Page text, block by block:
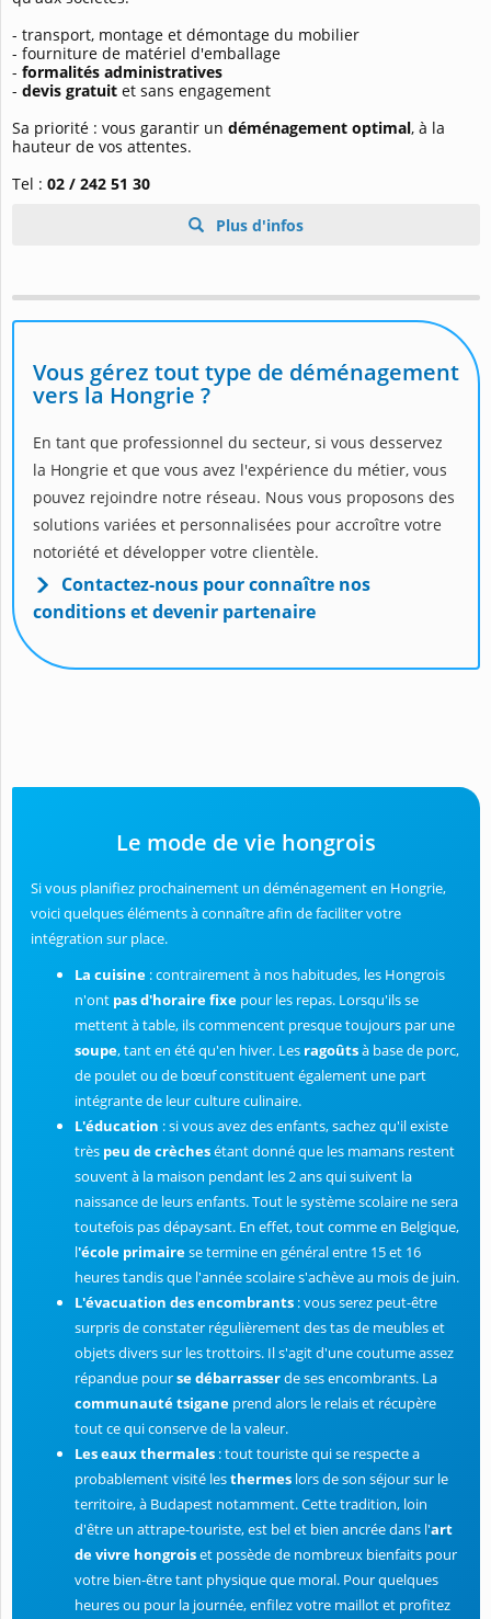
- transport, montage et démontage du mobilier
- fourniture de matériel d'emballage
- formalités administratives
- devis gratuit et sans engagement
Sa priorité : vous garantir un déménagement optimal, à la
hauteur de vos attentes.
Tel : 02 / 242 51 30
Plus d'infos
Vous gérez tout type de déménagement
vers la Hongrie ?
En tant que professionnel du secteur, si vous desservez
la Hongrie et que vous avez l'expérience du métier, vous
pouvez rejoindre notre réseau. Nous vous proposons des
solutions variées et personnalisées pour accroître votre
notoriété et développer votre clientèle.
Contactez-nous pour connaître nos
conditions et devenir partenaire
Le mode de vie hongrois
Si vous planifiez prochainement un déménagement en Hongrie,
voici quelques éléments à connaître afin de faciliter votre
intégration sur place.
La cuisine : contrairement à nos habitudes, les Hongrois
n'ont pas d'horaire fixe pour les repas. Lorsqu'ils se
mettent à table, ils commencent presque toujours par une
soupe, tant en été qu'en hiver. Les ragoûtsà base de porc,
de poulet ou de bœuf constituent également une part
intégrante de leur culture culinaire.
L'éducation : si vous avez des enfants, sachez qu'il existe
très peu de crèchesétant donné que les mamans restent
souvent à la maison pendant les 2 ans qui suivent la
naissance de leurs enfants. Tout le système scolaire ne sera
toutefois pas dépaysant. En effet, tout comme en Belgique,
l'école primairese termine en général entre 15 et 16
heures tandis que l'année scolaire s'achève au mois de juin.
L'évacuation des encombrants :vous serez peut-être
surpris de constater régulièrement des tas de meubles et
objets divers sur les trottoirs. Il s'agit d'une coutume assez
répandue pourse débarrasserde ses encombrants. La
communauté tsigane prend alors le relais et récupère
tout ce qui conserve de la valeur.
Les eaux thermales : tout touriste qui se respecte a
probablement visité lesthermes lors de son séjour sur le
territoire, à Budapest notamment. Cette tradition, loin
d'être un attrape-touriste, est bel et bien ancrée dans l'art
de vivre hongroiset possède de nombreux bienfaits pour
votre bien-être tant physique que moral. Pour quelques
heures ou pour la journée, enfilez votre maillot et profitez